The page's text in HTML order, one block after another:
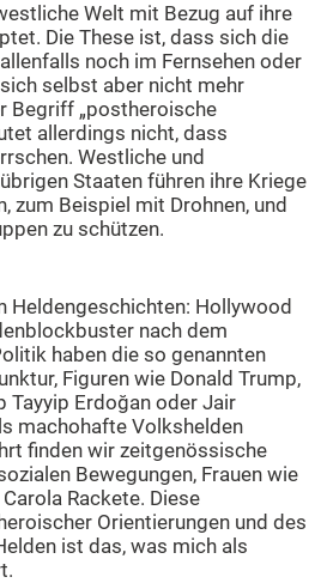
Welt mit Bezug auf ihre
Die These ist, dass sich die
noch im Fernsehen oder
selbst aber nicht mehr
Begriff „postheroische
allerdings nicht, dass
Westliche und
Staaten führen ihre Kriege
zum Beispiel mit Drohnen, und
zu schützen.
Heldengeschichten: Hollywood
nach dem
haben die so genannten
Figuren wie Donald Trump,
Tayyip Erdoğan oder Jair
machohafte Volkshelden
finden wir zeitgenössische
Bewegungen, Frauen wie
Rackete. Diese
Orientierungen und des
ist das, was mich als